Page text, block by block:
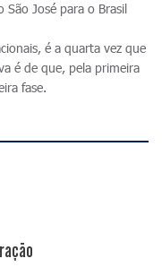
São José para o Brasil
é a quarta vez que
é de que, pela primeira
fase.